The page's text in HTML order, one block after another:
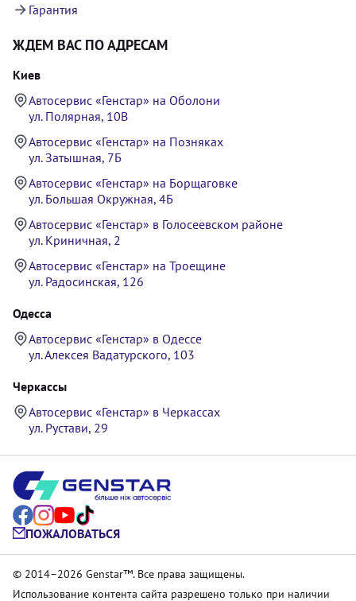
Гарантия
ЖДЕМ ВАС ПО АДРЕСАМ
Киев
Автосервис «Генстар» на Оболони
ул. Полярная, 10В
Автосервис «Генстар» на Позняках
ул. Затышная, 7Б
Автосервис «Генстар» на Борщаговке
ул. Большая Окружная, 4Б
Автосервис «Генстар» в Голосеевском районе
ул. Криничная, 2
Автосервис «Генстар» на Троещине
ул. Радосинская, 126
Одесса
Автосервис «Генстар» в Одессе
ул. Алексея Вадатурского, 103
Черкассы
Автосервис «Генстар» в Черкассах
ул. Рустави, 29
ПОЖАЛОВАТЬСЯ
© 2014–2026 Genstar™. Все права защищены.
Использование контента сайта разрешено только при наличии